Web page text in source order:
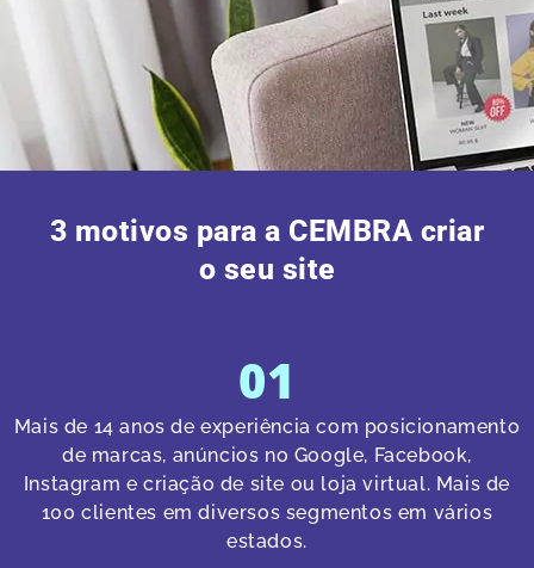
3 motivos para a CEMBRA criar
o seu site
01
Mais de 14 anos de experiência com posicionamento
de marcas, anúncios no Google, Facebook,
Instagram e criação de site ou loja virtual. Mais de
100 clientes em diversos segmentos em vários
estados.